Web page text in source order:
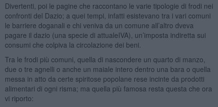
Divertenti, poi le pagine che raccontano le varie tipologie di frodi nei
confronti del Dazio; a quei tempi, infatti esistevano tra i vari comuni
le barriere doganali e chi veniva da un comune all’altro dveva
pagare il dazio (una specie di attualeIVA), un’imposta indiretta sui
consumi che colpiva la circolazione dei beni.
Tra le frodi più comuni, quella di nascondere un quarto di manzo,
due o tre agnelli o anche un maiale intero dentro una bara o quella
messa in atto da certe spiritose popolane rese incinte da prodotti
alimentari di ogni risma; ma quella più famosa resta questa che ora
vi riporto: